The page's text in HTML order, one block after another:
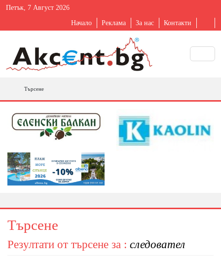
Петък, 7 Август 2026
Начало Реклама За нас Контакти
Търсене
Търсене
Резултати от търсене за : следовател